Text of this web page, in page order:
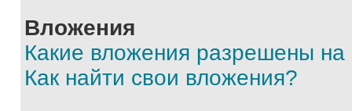
Вложения
Какие вложения разрешены
Как найти свои вложения?